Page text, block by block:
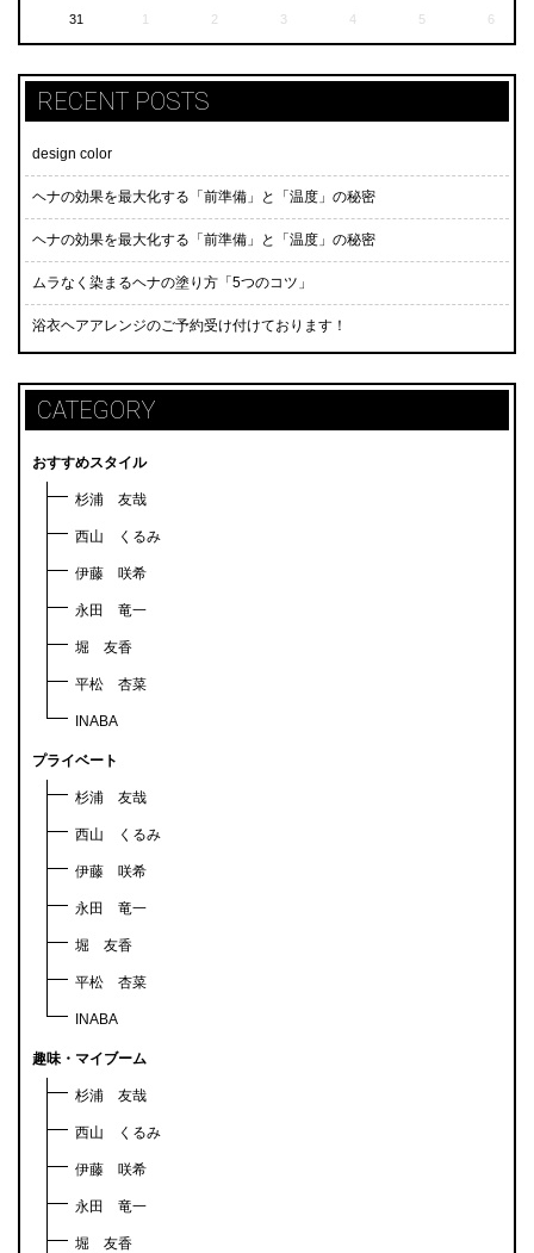
31
1 2 3 4 5 6
RECENT POSTS
design color
ヘナの効果を最大化する「前準備」と「温度」の秘密
ヘナの効果を最大化する「前準備」と「温度」の秘密
ムラなく染まるヘナの塗り方「5つのコツ」
浴衣ヘアアレンジのご予約受け付けております！
CATEGORY
おすすめスタイル
杉浦 友哉
西山 くるみ
伊藤 咲希
永田 竜一
堀 友香
平松 杏菜
INABA
プライベート
杉浦 友哉
西山 くるみ
伊藤 咲希
永田 竜一
堀 友香
平松 杏菜
INABA
趣味・マイブーム
杉浦 友哉
西山 くるみ
伊藤 咲希
永田 竜一
堀 友香